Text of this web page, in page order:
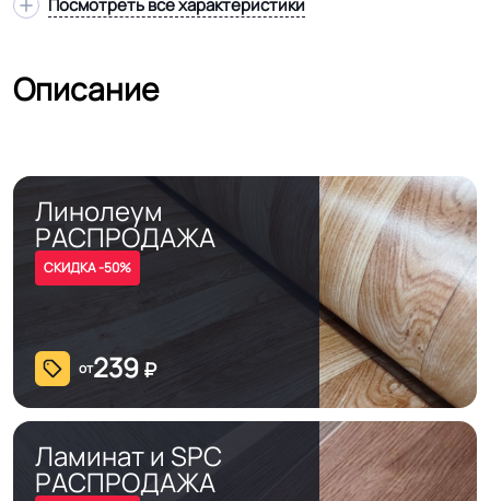
Посмотреть все характеристики
Описание
Линолеум
РАСПРОДАЖА
СКИДКА -50%
от239 ₽
Ламинат и SPC
РАСПРОДАЖА